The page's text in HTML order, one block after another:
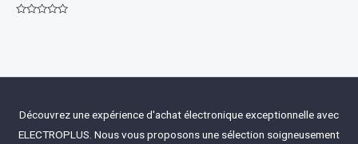
Découvrez une expérience d'achat électronique exceptionnelle avec
ELECTROPLUS. Nous vous proposons une sélection soigneusement